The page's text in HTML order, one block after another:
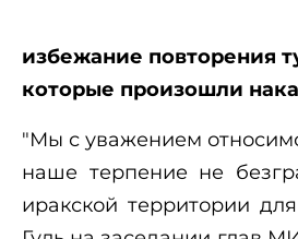
избежание повторения
которые произошли
"Мы с уважением
наше терпение не
иракской территории